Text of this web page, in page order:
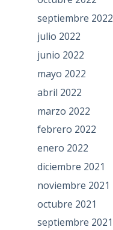
septiembre 2022
julio 2022
junio 2022
mayo 2022
abril 2022
marzo 2022
febrero 2022
enero 2022
diciembre 2021
noviembre 2021
octubre 2021
septiembre 2021